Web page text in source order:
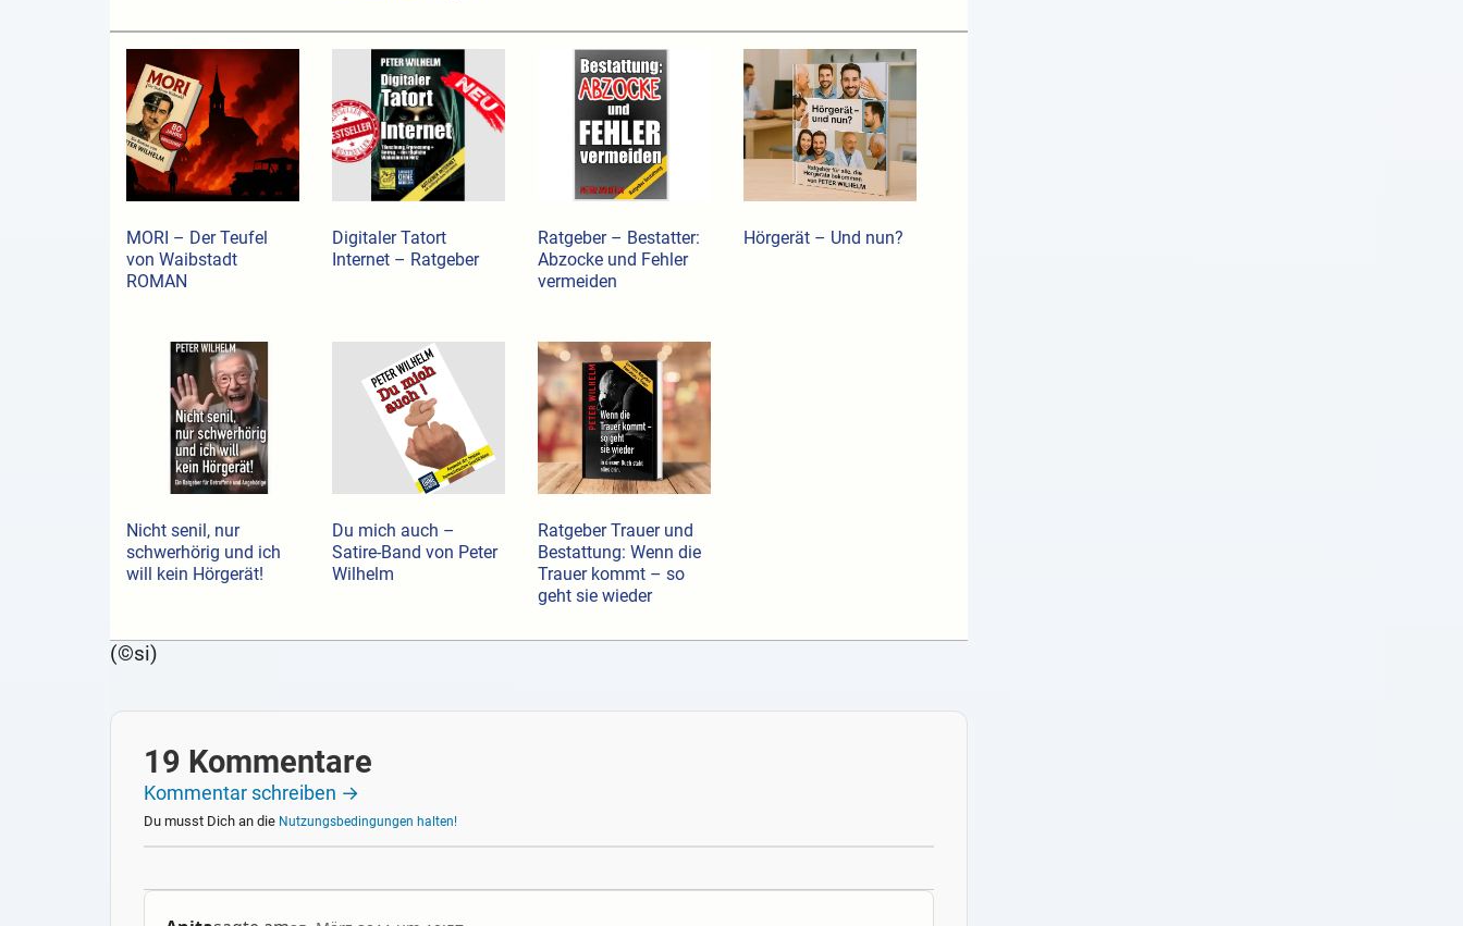
MORI – Der Teufel
von Waibstadt
ROMAN
Digitaler Tatort
Internet – Ratgeber
Ratgeber – Bestatter:
Abzocke und Fehler
vermeiden
Hörgerät – Und nun?
Nicht senil, nur
schwerhörig und ich
will kein Hörgerät!
Du mich auch –
Satire-Band von Peter
Wilhelm
Ratgeber Trauer und
Bestattung: Wenn die
Trauer kommt – so
geht sie wieder
(©si)
19 Kommentare
Kommentar schreiben →
Du musst Dich an die Nutzungsbedingungen halten!